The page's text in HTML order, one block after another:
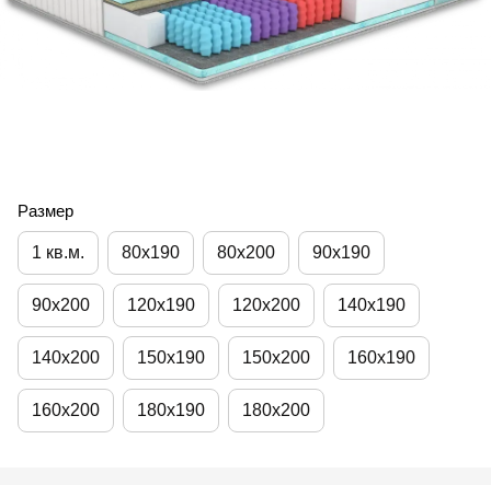
Размер
1 кв.м. 80х190 80х200 90х190
90х200 120х190 120х200 140х190
140х200 150х190 150х200 160х190
160х200 180х190 180х200